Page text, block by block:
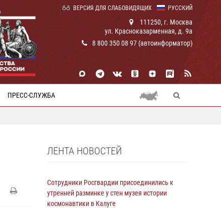
РУССКИЙ
ВЕРСИЯ ДЛЯ СЛАБОВИДЯЩИХ
111250, г. Москва
ул. Красноказарменная, д. 9а
8 800 350 08 97 (автоинформатор)
ПРЕСС-СЛУЖБА
ЛЕНТА НОВОСТЕЙ
Сотрудники Росгвардии присоединились к
утренней разминке у стен музея истории
космонавтики в Калуге